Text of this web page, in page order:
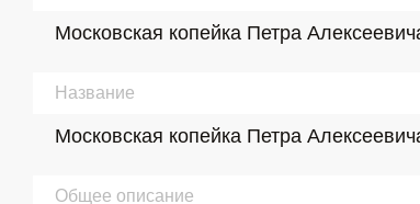
Московская копейка Петра
Название
Московская копейка Петра
Общее описание